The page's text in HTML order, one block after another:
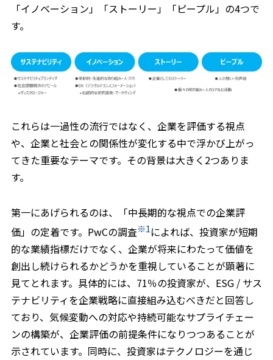
「イノベーション」「ストーリー」「ピープル」の4つで
す。
これらは一過性の流行ではなく、企業を評価する視点
や、企業と社会との関係性が変化する中で浮かび上がっ
てきた重要なテーマです。その背景は大きく2つありま
す。
第一にあげられるのは、「中長期的な視点での企業評
価」の定着です。PwCの調査※1によれば、投資家が短期
的な業績指標だけでなく、企業が将来にわたって価値を
創出し続けられるかどうかを重視していることが顕著に
見てとれます。具体的には、71％の投資家が、ESG / サス
テナビリティを企業戦略に直接組み込むべきだと回答し
ており、気候変動への対応や持続可能なサプライチェー
ンの構築が、企業評価の前提条件になりつつあることが
示されています。同時に、投資家はテクノロジーを通じ